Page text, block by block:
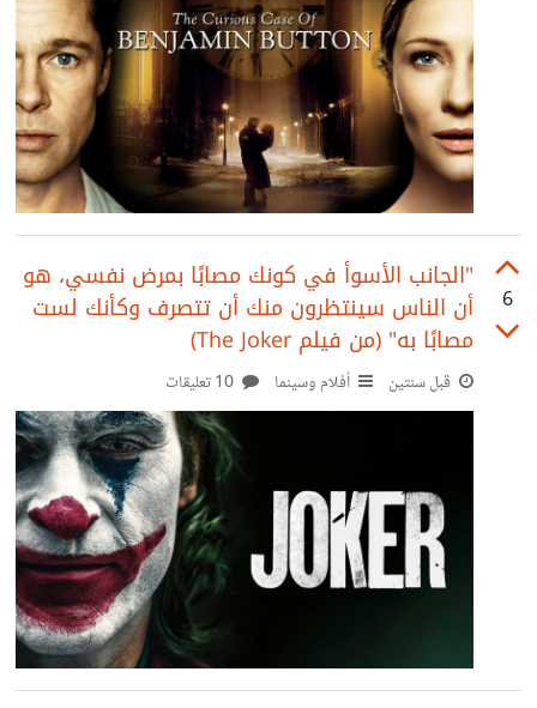
6
"الجانب الأسوأ في كونك مصابًا بمرض نفسي، هو
أن الناس سينتظرون منك أن تتصرف وكأنك لست
مصابًا به" (من فيلم The Joker)
قبل سنتين أفلام وسينما